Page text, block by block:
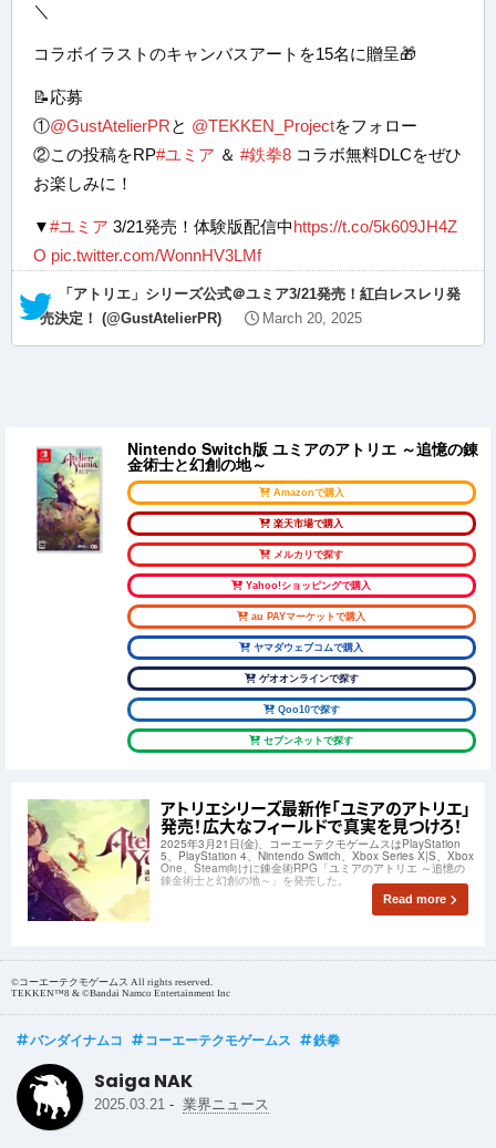
＼
コラボイラストのキャンバスアートを15名に贈呈🎁
📝応募
①@GustAtelierPRと @TEKKEN_Projectをフォロー
②この投稿をRP#ユミア ＆ #鉄拳8 コラボ無料DLCをぜひ
お楽しみに！
▼#ユミア 3/21発売！体験版配信中https://t.co/5k609JH4Z
O pic.twitter.com/WonnHV3LMf
— 「アトリエ」シリーズ公式＠ユミア3/21発売！紅白レスレリ発
売決定！ (@GustAtelierPR)
March 20, 2025
Nintendo Switch版 ユミアのアトリエ ～追憶の錬
金術士と幻創の地～
Amazonで購入
楽天市場で購入
メルカリで探す
Yahoo!ショッピングで購入
au PAYマーケットで購入
ヤマダウェブコムで購入
ゲオオンラインで探す
Qoo10で探す
セブンネットで探す
アトリエシリーズ最新作「ユミアのアトリエ」
発売！広大なフィールドで真実を見つけろ！
2025年3月21日(金)、コーエーテクモゲームスはPlayStation
5、PlayStation 4、Nintendo Switch、Xbox Series X|S、Xbox
One、Steam向けに錬金術RPG「ユミアのアトリエ ～追憶の
錬金術士と幻創の地～」を発売した。
Read more
©コーエーテクモゲームス All rights reserved.
TEKKEN™8 & ©Bandai Namco Entertainment Inc
バンダイナムコ コーエーテクモゲームス 鉄拳
Saiga NAK
2025.03.21 - 業界ニュース